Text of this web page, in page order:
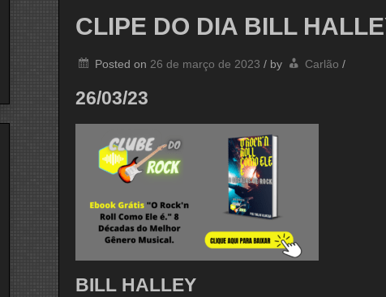
CLIPE DO DIA BILL
Posted on 26 de março de 2023 / by Carlão /
26/03/23
BILL HALLEY